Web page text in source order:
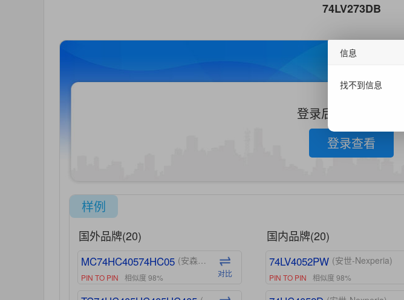
74LV273DB
登录后查看更多信息
登录查看
样例
国外品牌(20)
MC74HC40574HC05 (安森美-ON)
PIN TO PIN 相似度 98% 对比
国内品牌(20)
74LV4052PW (安世-Nexperia)
PIN TO PIN 相似度 98%
信息
找不到信息